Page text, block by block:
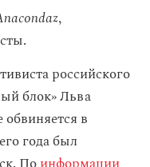
,
российского
блок» Льва
в
года был